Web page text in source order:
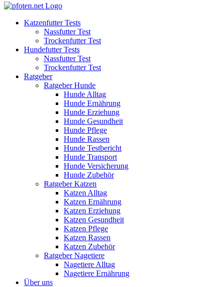
Katzenfutter Tests
Nassfutter Test
Trockenfutter Test
Hundefutter Tests
Nassfutter Test
Trockenfutter Test
Ratgeber
Ratgeber Hunde
Hunde Alltag
Hunde Ernährung
Hunde Erziehung
Hunde Gesundheit
Hunde Pflege
Hunde Rassen
Hunde Testbericht
Hunde Transport
Hunde Versicherung
Hunde Zubehör
Ratgeber Katzen
Katzen Alltag
Katzen Ernährung
Katzen Erziehung
Katzen Gesundheit
Katzen Pflege
Katzen Rassen
Katzen Zubehör
Ratgeber Nagetiere
Nagetiere Alltag
Nagetiere Ernährung
Über uns